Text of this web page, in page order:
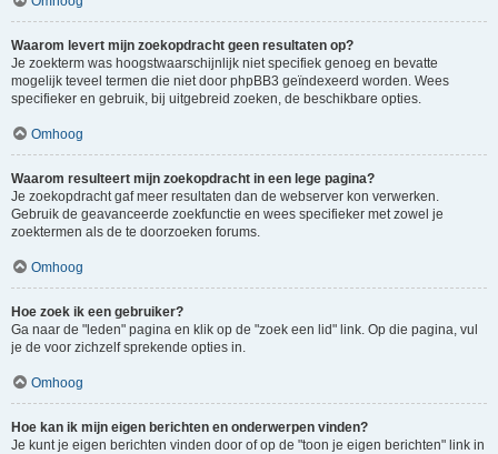
Waarom levert mijn zoekopdracht geen resultaten op?
Je zoekterm was hoogstwaarschijnlijk niet specifiek genoeg en bevatte
mogelijk teveel termen die niet door phpBB3 geïndexeerd worden. Wees
specifieker en gebruik, bij uitgebreid zoeken, de beschikbare opties.
Omhoog
Waarom resulteert mijn zoekopdracht in een lege pagina?
Je zoekopdracht gaf meer resultaten dan de webserver kon verwerken.
Gebruik de geavanceerde zoekfunctie en wees specifieker met zowel je
zoektermen als de te doorzoeken forums.
Omhoog
Hoe zoek ik een gebruiker?
Ga naar de "leden" pagina en klik op de "zoek een lid" link. Op die pagina, vul
je de voor zichzelf sprekende opties in.
Omhoog
Hoe kan ik mijn eigen berichten en onderwerpen vinden?
Je kunt je eigen berichten vinden door of op de "toon je eigen berichten" link in